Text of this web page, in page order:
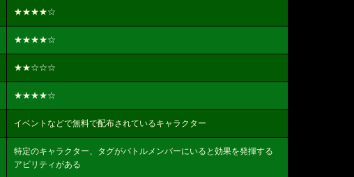
★★★★☆
★★★★☆
★★☆☆☆
★★★★☆
イベントなどで無料で配布されているキャラクター
特定のキャラクター、タグがバトルメンバーにいると効果を発揮する
アビリティがある